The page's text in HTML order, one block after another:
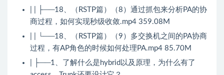
| | ├──18、（RSTP篇）（8）通过抓包来分析PA的协
商过程，如何实现秒级收敛.mp4 359.08M
| | └──18、（RSTP篇）（9）多交换机之间的PA协商
过程，有AP角色的时候如何处理PA.mp4 85.70M
| ├──1、了解什么是hybrid以及原理，为什么有了